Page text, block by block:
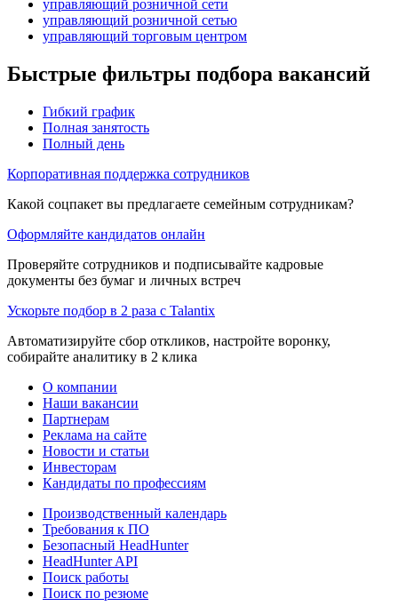
управляющий розничной сети
управляющий розничной сетью
управляющий торговым центром
Быстрые фильтры подбора вакансий
Гибкий график
Полная занятость
Полный день
Корпоративная поддержка сотрудников
Какой соцпакет вы предлагаете семейным сотрудникам?
Оформляйте кандидатов онлайн
Проверяйте сотрудников и подписывайте кадровые
документы без бумаг и личных встреч
Ускорьте подбор в 2 раза с Talantix
Автоматизируйте сбор откликов, настройте воронку,
собирайте аналитику в 2 клика
О компании
Наши вакансии
Партнерам
Реклама на сайте
Новости и статьи
Инвесторам
Кандидаты по профессиям
Производственный календарь
Требования к ПО
Безопасный HeadHunter
HeadHunter API
Поиск работы
Поиск по резюме